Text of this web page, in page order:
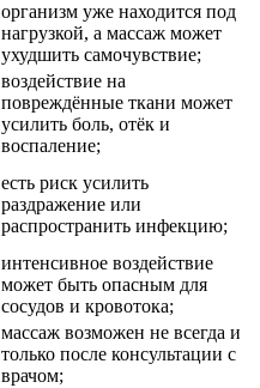
организм уже находится под
нагрузкой, а массаж может
ухудшить самочувствие;
воздействие на
повреждённые ткани может
усилить боль, отёк и
воспаление;
есть риск усилить
раздражение или
распространить инфекцию;
интенсивное воздействие
может быть опасным для
сосудов и кровотока;
массаж возможен не всегда и
только после консультации с
врачом;